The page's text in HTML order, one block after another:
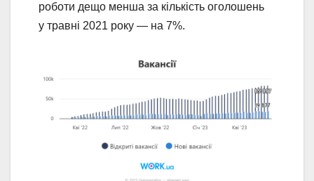
роботи дещо менша за кількість оголошень
у травні 2021 року — на 7%.